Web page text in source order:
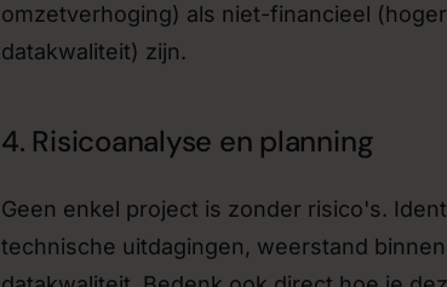
omzetverhoging) als niet-financieel
datakwaliteit) zijn.
4. Risicoanalyse en planning
Geen enkel project is zonder risico's.
technische uitdagingen, weerstand